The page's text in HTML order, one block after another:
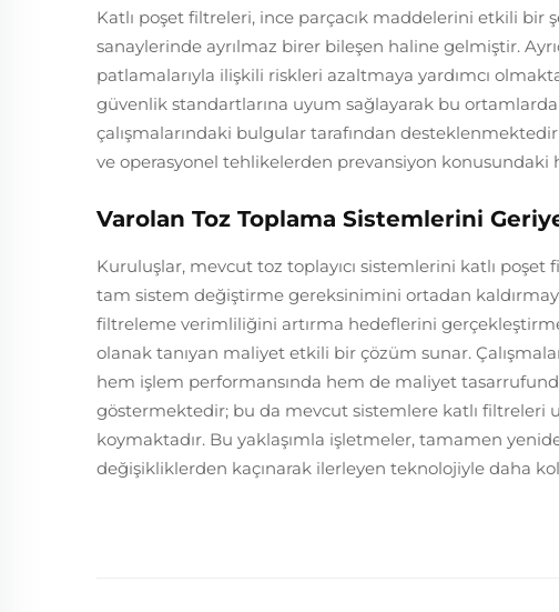
Katlı poşet filtreleri, ince parçacık maddelerini etkili bir
sanaylerinde ayrılmaz birer bileşen haline gelmiştir.
patlamalarıyla ilişkili riskleri azaltmaya yardımcı
güvenlik standartlarına uyum sağlayarak bu
çalışmalarındaki bulgular tarafından
ve operasyonel tehlikelerden prevansiyon
Varolan Toz Toplama Sistemlerini
Kuruluşlar, mevcut toz toplayıcı sistemlerini katlı
tam sistem değiştirme gereksinimini ortadan
filtreleme verimliliğini artırma hedeflerini
olanak tanıyan maliyet etkili bir çözüm sunar.
hem işlem performansında hem de maliyet
göstermektedir; bu da mevcut sistemlere katlı filtreleri
koymaktadır. Bu yaklaşımla işletmeler, tamamen
değişikliklerden kaçınarak ilerleyen teknolojiyle daha